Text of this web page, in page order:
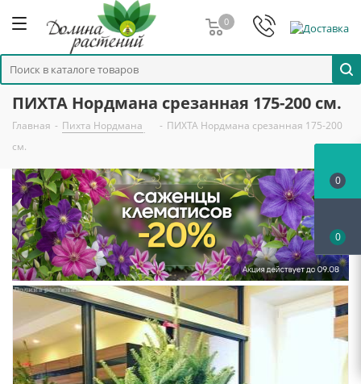
0
ПИХТА Нордмана срезанная 175-200 см.
Главная - Пихта Нордмана - ПИХТА Нордмана срезанная 175-200
см.
0
0